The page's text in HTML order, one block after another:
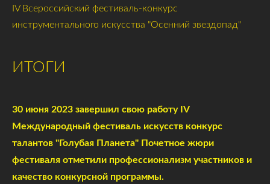
IV Всероссийский фестиваль-конкурс
инструментального искусства "Осенний звездопад"
ИТОГИ
30 июня 2023 завершил свою работу IV
Международный фестиваль искусств конкурс
талантов "Голубая Планета" Почетное жюри
фестиваля отметили профессионализм участников и
качество конкурсной программы.